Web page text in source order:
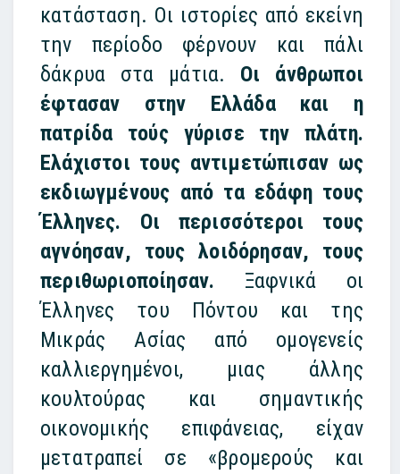
κατάσταση. Οι ιστορίες από εκείνη
την περίοδο φέρνουν και πάλι
δάκρυα στα μάτια. Οι άνθρωποι
έφτασαν στην Ελλάδα και η
πατρίδα τούς γύρισε την πλάτη.
Ελάχιστοι τους αντιμετώπισαν ως
εκδιωγμένους από τα εδάφη τους
Έλληνες. Οι περισσότεροι τους
αγνόησαν, τους λοιδόρησαν, τους
περιθωριοποίησαν. Ξαφνικά οι
Έλληνες του Πόντου και της
Μικράς Ασίας από ομογενείς
καλλιεργημένοι, μιας άλλης
κουλτούρας και σημαντικής
οικονομικής επιφάνειας, είχαν
μετατραπεί σε «βρομερούς και